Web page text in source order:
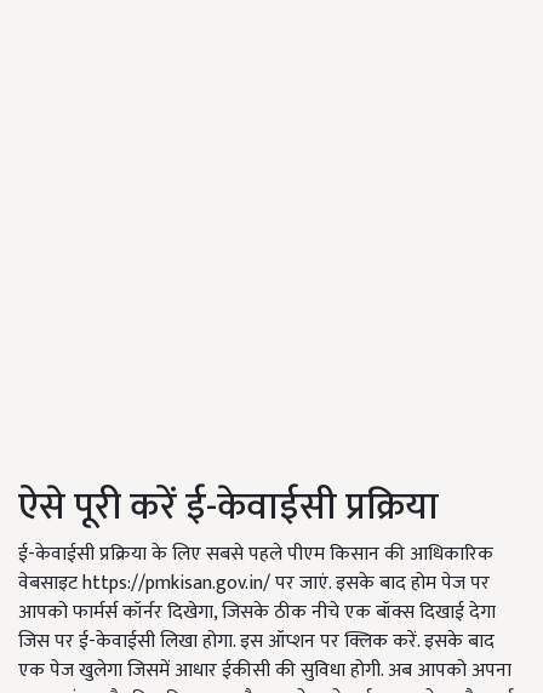
ऐसे पूरी करें ई-केवाईसी प्रक्रिया
ई-केवाईसी प्रक्रिया के लिए सबसे पहले पीएम किसान की आधिकारिक
वेबसाइट https://pmkisan.gov.in/ पर जाएं. इसके बाद होम पेज पर
आपको फार्मर्स कॉर्नर दिखेगा, जिसके ठीक नीचे एक बॉक्स दिखाई देगा
जिस पर ई-केवाईसी लिखा होगा. इस ऑप्शन पर क्लिक करें. इसके बाद
एक पेज खुलेगा जिसमें आधार ईकीसी की सुविधा होगी. अब आपको अपना